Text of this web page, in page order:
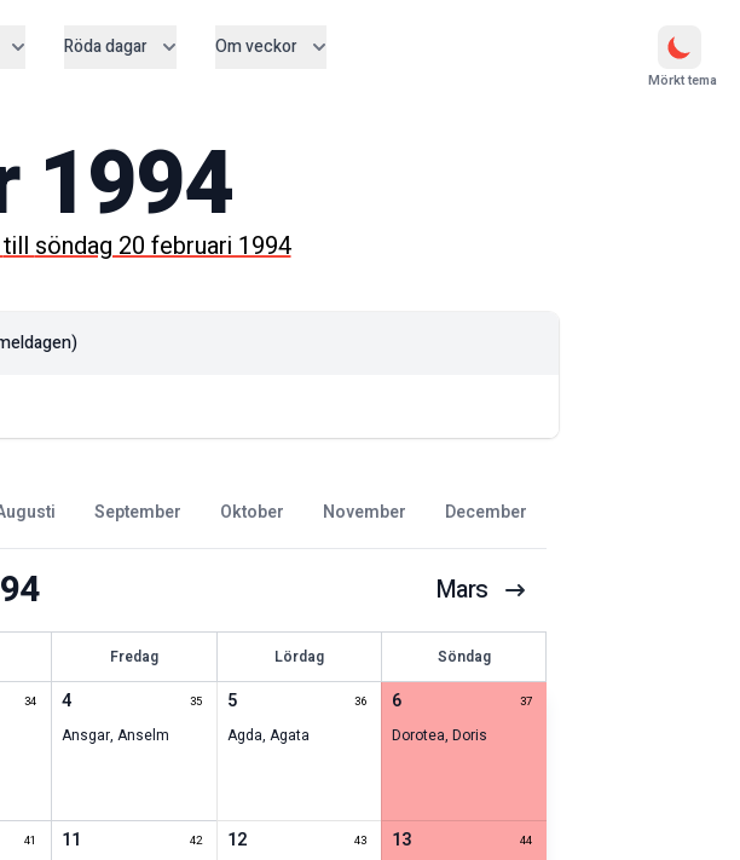
Röda dagar Om veckor
Mörkt tema
1994
tillsöndag 20 februari 1994
augusti september oktober november december
Mars
Fredag Lördag Söndag
34 4 35
Ansgar,Anselm
5 36
Agda, Agata
6 37
Dorotea,Doris
41 11 42 12 43 13 44